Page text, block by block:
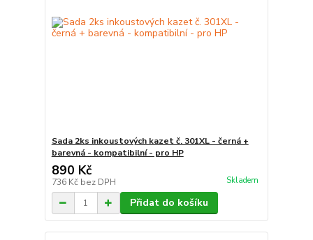
Sada 2ks inkoustových kazet č. 301XL - černá +
barevná - kompatibilní - pro HP
890 Kč
736 Kč bez DPH Skladem
Přidat do košíku